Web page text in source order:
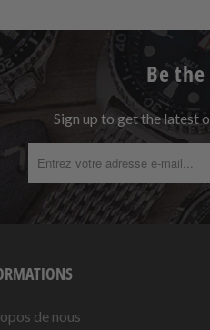
Be
Sign up to get the latest
de nous